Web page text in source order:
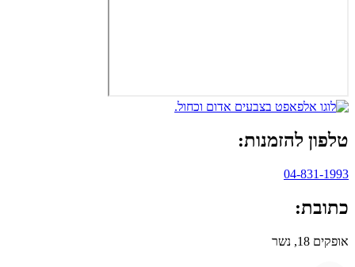
טלפון להזמנות:
04-831-1993
כתובת:
אופקים 18, נשר